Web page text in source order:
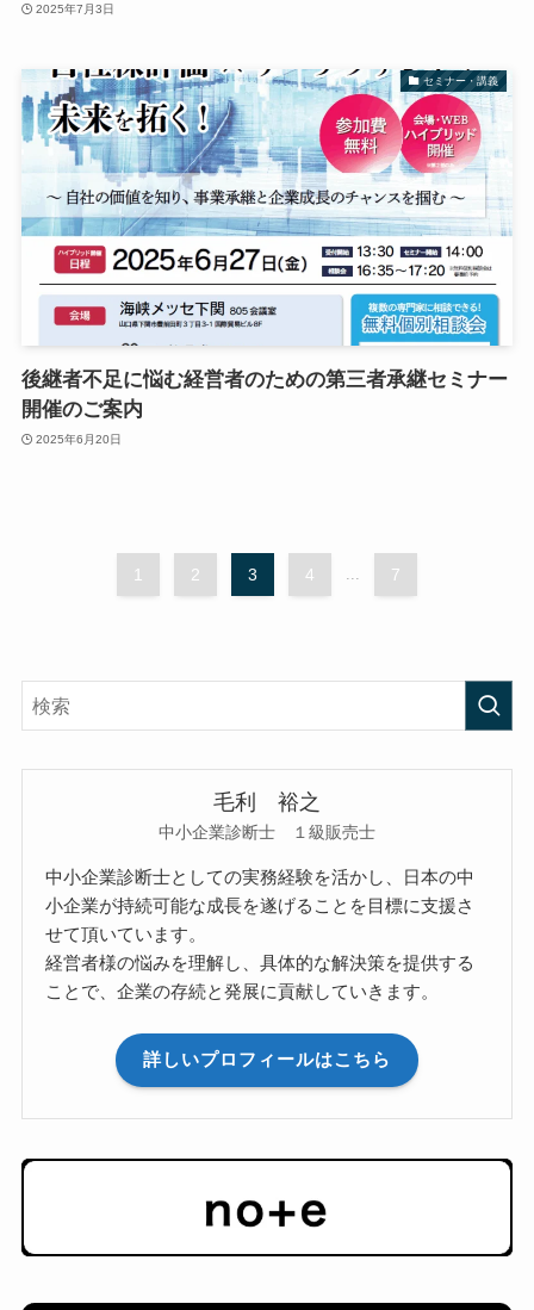
2025年7月3日
セミナー・講義
後継者不足に悩む経営者のための第三者承継セミナー
開催のご案内
2025年6月20日
1 2 3 4 ... 7
毛利 裕之
中小企業診断士 １級販売士
中小企業診断士としての実務経験を活かし、日本の中
小企業が持続可能な成長を遂げることを目標に支援さ
せて頂いています。
経営者様の悩みを理解し、具体的な解決策を提供する
ことで、企業の存続と発展に貢献していきます。
詳しいプロフィールはこちら